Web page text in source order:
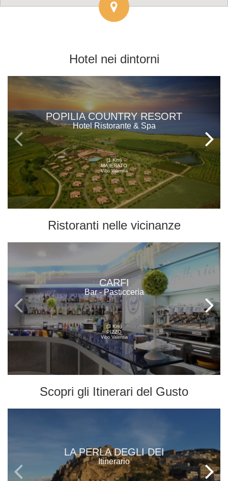
Hotel nei dintorni
POPILIA COUNTRY RESORT
Hotel Ristorante & Spa
(1 Km)
MAIERATO
Vibo Valentia
Ristoranti nelle vicinanze
CARFI
Bar - Pasticceria
(3 Km)
PIZZO
Vibo Valentia
Scopri gli Itinerari del Gusto
LA PERLA DEGLI DEI
Itinerario